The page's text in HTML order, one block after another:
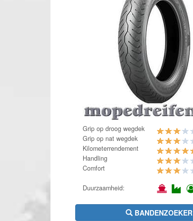
Grip op droog wegdek
Grip op nat wegdek
Kilometerrendement
Handling
Comfort
Duurzaamheid:
BANDENZOEKER